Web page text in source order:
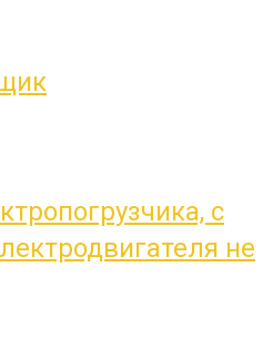
с
не